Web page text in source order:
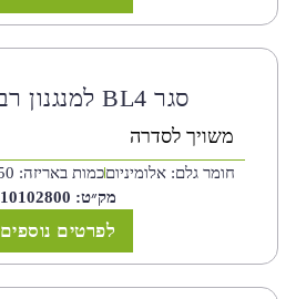
סגר BL4 למנגנון רב נקודתי
משויך לסדרה
חומר גלם: אלומיניוםכמות באריזה: 50
מק״ט: 10102800
לפרטים נוספים